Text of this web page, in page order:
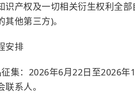
识产权及一切相关衍生权利全
他第三方)。
安排
：2026年6月22日至2026年
系人。